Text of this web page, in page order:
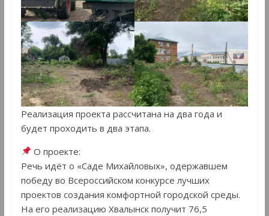
Реализация проекта рассчитана на два года и
будет проходить в два этапа.
О проекте:
Речь идёт о «Саде Михайловых», одержавшем
победу во Всероссийском конкурсе лучших
проектов создания комфортной городской среды.
На его реализацию Хвалынск получит 76,5